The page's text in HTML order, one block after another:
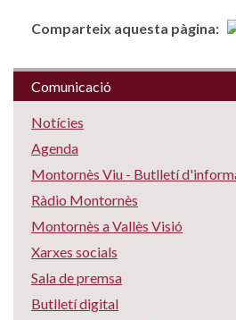
Comparteix aquesta pàgina:
Comunicació
Notícies
Agenda
Montornès Viu - Butlletí
Ràdio Montornès
Montornès a Vallès Visió
Xarxes socials
Sala de premsa
Butlletí digital